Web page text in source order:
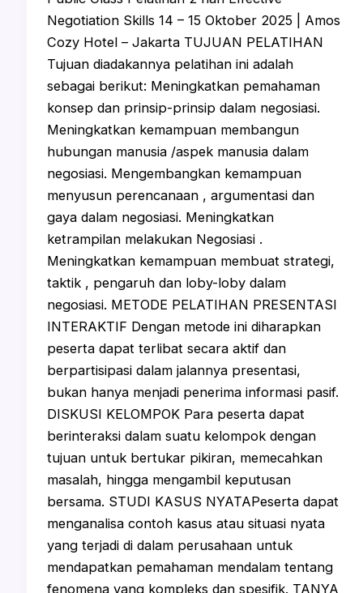
Negotiation Skills 14 – 15 Oktober 2025 | Amos
Cozy Hotel – Jakarta TUJUAN PELATIHAN
Tujuan diadakannya pelatihan ini adalah
sebagai berikut: Meningkatkan pemahaman
konsep dan prinsip-prinsip dalam negosiasi.
Meningkatkan kemampuan membangun
hubungan manusia /aspek manusia dalam
negosiasi. Mengembangkan kemampuan
menyusun perencanaan , argumentasi dan
gaya dalam negosiasi. Meningkatkan
ketrampilan melakukan Negosiasi .
Meningkatkan kemampuan membuat strategi,
taktik , pengaruh dan loby-loby dalam
negosiasi. METODE PELATIHAN PRESENTASI
INTERAKTIF Dengan metode ini diharapkan
peserta dapat terlibat secara aktif dan
berpartisipasi dalam jalannya presentasi,
bukan hanya menjadi penerima informasi pasif.
DISKUSI KELOMPOK Para peserta dapat
berinteraksi dalam suatu kelompok dengan
tujuan untuk bertukar pikiran, memecahkan
masalah, hingga mengambil keputusan
bersama. STUDI KASUS NYATAPeserta dapat
menganalisa contoh kasus atau situasi nyata
yang terjadi di dalam perusahaan untuk
mendapatkan pemahaman mendalam tentang
fenomena yang kompleks dan spesifik. TANYA